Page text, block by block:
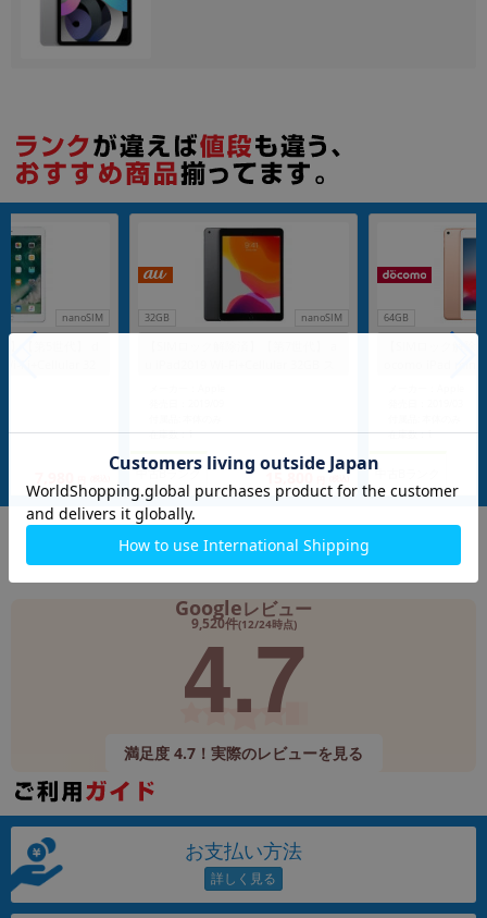
nanoSIM 32GB nanoSIM
在庫数：1
中古Bランク
64GB
在庫数：1
中古Bランク
Googleレビュー
9,520件(12/24時点)
4.7
満足度 4.7！実際のレビューを見る
お支払い方法
各項目のチェックボックスは「or検索」となります。